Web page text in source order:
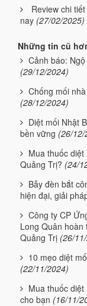
Review chi
nay (27/02/2025)
Những tin cũ
Cảnh báo:
(29/12/2024)
Chống mối
(28/12/2024)
Diệt mối Nhật
bền vững (26/12/
Mua thuốc
Quảng Trị? (24/
Bẫy đèn bắt
hiện đại, giải
Công ty CP
Long Quân hoàn
Quảng Trị (26/
10 mẹo diệt
(22/11/2024)
Mua thuốc
cho bạn (16/11/